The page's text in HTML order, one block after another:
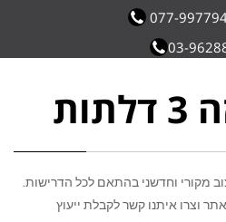
בעלי עיצוב מקורי וחדשני בהתאם לכל הדרישות.
וצרו איתנו קשר לקבלת ייעוץ